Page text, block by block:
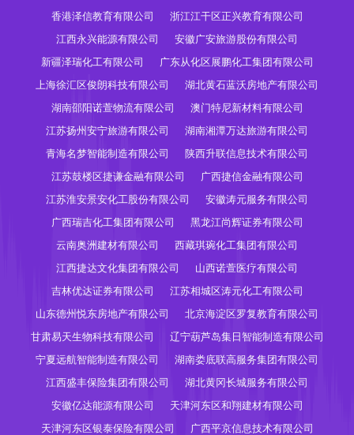
香港泽信教育有限公司
浙江江干区正兴教育有限公司
江西永兴能源有限公司
安徽广安旅游股份有限公司
新疆泽瑞化工有限公司
广东从化区展鹏化工集团有限公司
上海徐汇区俊朗科技有限公司
湖北黄石蓝沃房地产有限公司
湖南邵阳诺萱物流有限公司
澳门特尼新材料有限公司
江苏扬州安宁旅游有限公司
湖南湘潭万达旅游有限公司
青海名梦智能制造有限公司
陕西升联信息技术有限公司
江苏鼓楼区捷谦金融有限公司
广西捷信金融有限公司
江苏淮安景安化工股份有限公司
安徽涛元服务有限公司
广西瑞吉化工集团有限公司
黑龙江尚辉证券有限公司
云南奥洲建材有限公司
西藏琪琬化工集团有限公司
江西捷达文化集团有限公司
山西诺萱医疗有限公司
吉林优达证券有限公司
江苏相城区涛元化工有限公司
山东德州悦东房地产有限公司
北京海淀区罗复教育有限公司
甘肃易天生物科技有限公司
辽宁葫芦岛集日智能制造有限公司
宁夏远航智能制造有限公司
湖南娄底联高服务集团有限公司
江西盛丰保险集团有限公司
湖北黄冈长城服务有限公司
安徽亿达能源有限公司
天津河东区和翔建材有限公司
天津河东区银泰保险有限公司
广西平京信息技术有限公司